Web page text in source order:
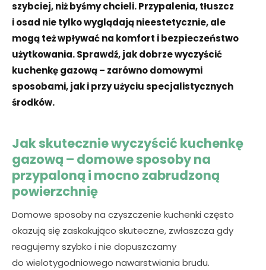
szybciej, niż byśmy chcieli. Przypalenia, tłuszcz
i osad nie tylko wyglądają nieestetycznie, ale
mogą też wpływać na komfort i bezpieczeństwo
użytkowania. Sprawdź, jak dobrze wyczyścić
kuchenkę gazową – zarówno domowymi
sposobami, jak i przy użyciu specjalistycznych
środków.
Jak skutecznie wyczyścić kuchenkę
gazową – domowe sposoby na
przypaloną i mocno zabrudzoną
powierzchnię
Domowe sposoby na czyszczenie kuchenki często
okazują się zaskakująco skuteczne, zwłaszcza gdy
reagujemy szybko i nie dopuszczamy
do wielotygodniowego nawarstwiania brudu.